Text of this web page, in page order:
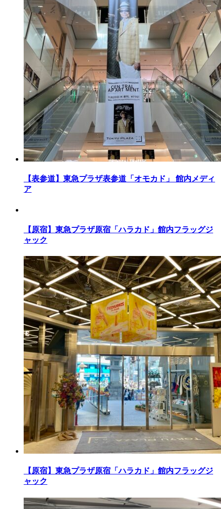
【表参道】東急プラザ表参道「オモカド」 館内メディ
ア
【原宿】東急プラザ原宿「ハラカド」館内フラッグジ
ャック
【原宿】東急プラザ原宿「ハラカド」館内フラッグジ
ャック